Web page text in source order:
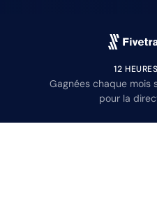
12 HEURES
Gagnées chaque mois
pour la